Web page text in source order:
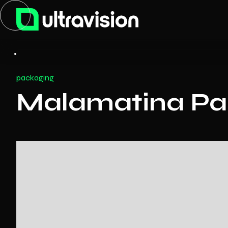
packaging
Malamatina